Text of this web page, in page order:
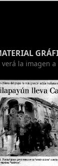
verá la imagen